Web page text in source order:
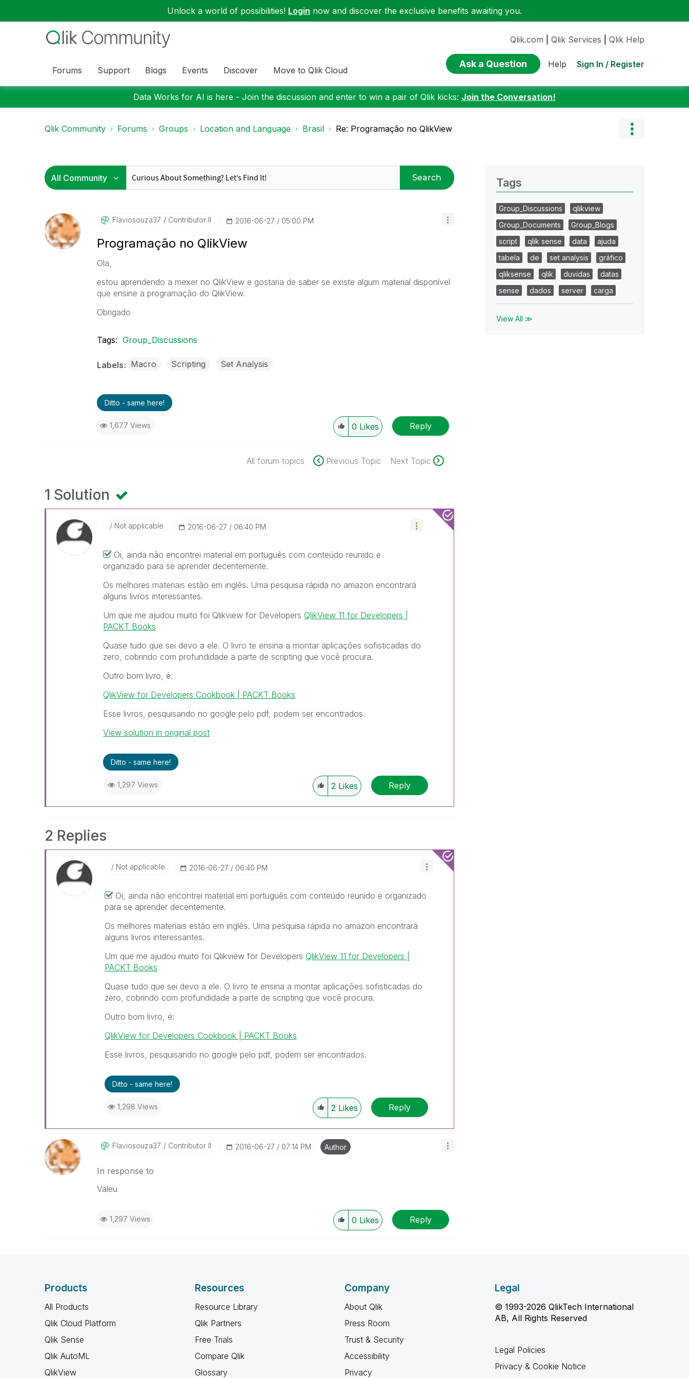
Unlock a world of possibilities! Login now and discover the exclusive benefits awaiting you.
Forums Support Blogs Events Discover Move to Qlik Cloud
Qlik.com Qlik Services Qlik Help
Ask a Question Help Sign In / Register
Data Works for AI is here - Join the discussion and enter to win a pair of Qlik kicks: Join the Conversation!
Qlik Community Forums Groups Location and Language Brasil Re: Programação no QlikView
Search
Flaviosouza37 Contributor II ‎2016-06-27 05:00 PM
Programação no QlikView
Ola,
estou aprendendo a mexer no QlikView e gostaria de saber se existe algum material disponível
que ensine a programação do QlikView.
Obrigado
Tags: Group_Discussions
Labels Macro Scripting Set Analysis
Ditto - same here!
1,677 Views 0 Likes Reply
All forum topics Previous Topic Next Topic
1 Solution
Not applicable ‎2016-06-27 06:40 PM
Oi, ainda não encontrei material em português com conteúdo reunido e
organizado para se aprender decentemente.
Os melhores materiais estão em inglês. Uma pesquisa rápida no amazon encontrará
alguns livros interessantes.
Um que me ajudou muito foi Qlikview for Developers QlikView 11 for Developers |
PACKT Books
Quase tudo que sei devo a ele. O livro te ensina a montar aplicações sofisticadas do
zero, cobrindo com profundidade a parte de scripting que você procura.
Outro bom livro, é:
QlikView for Developers Cookbook | PACKT Books
Esse livros, pesquisando no google pelo pdf, podem ser encontrados.
View solution in original post
Ditto - same here!
1,297 Views 2 Likes Reply
2 Replies
Not applicable ‎2016-06-27 06:40 PM
Oi, ainda não encontrei material em português com conteúdo reunido e organizado
para se aprender decentemente.
Os melhores materiais estão em inglês. Uma pesquisa rápida no amazon encontrará
alguns livros interessantes.
Um que me ajudou muito foi Qlikview for Developers QlikView 11 for Developers |
PACKT Books
Quase tudo que sei devo a ele. O livro te ensina a montar aplicações sofisticadas do
zero, cobrindo com profundidade a parte de scripting que você procura.
Outro bom livro, é:
QlikView for Developers Cookbook | PACKT Books
Esse livros, pesquisando no google pelo pdf, podem ser encontrados.
Ditto - same here!
1,298 Views 2 Likes Reply
Flaviosouza37 Contributor II ‎2016-06-27 07:14 PM Author
In response to
Valeu
1,297 Views 0 Likes Reply
Tags
Group_Discussions
qlikview
Group_Documents
Group_Blogs
script
qlik sense data
ajuda
tabela
de set analysis
gráfico
qliksense
qlik duvidas
datas
sense
dados server carga
View All ≫
Products
All Products
Qlik Cloud Platform
Qlik Sense
Qlik AutoML
QlikView
Resources
Resource Library
Qlik Partners
Free Trials
Compare Qlik
Glossary
Company
About Qlik
Press Room
Trust & Security
Accessibility
Privacy
Legal
© 1993-2026 QlikTech International
AB, All Rights Reserved
Legal Policies
Privacy & Cookie Notice